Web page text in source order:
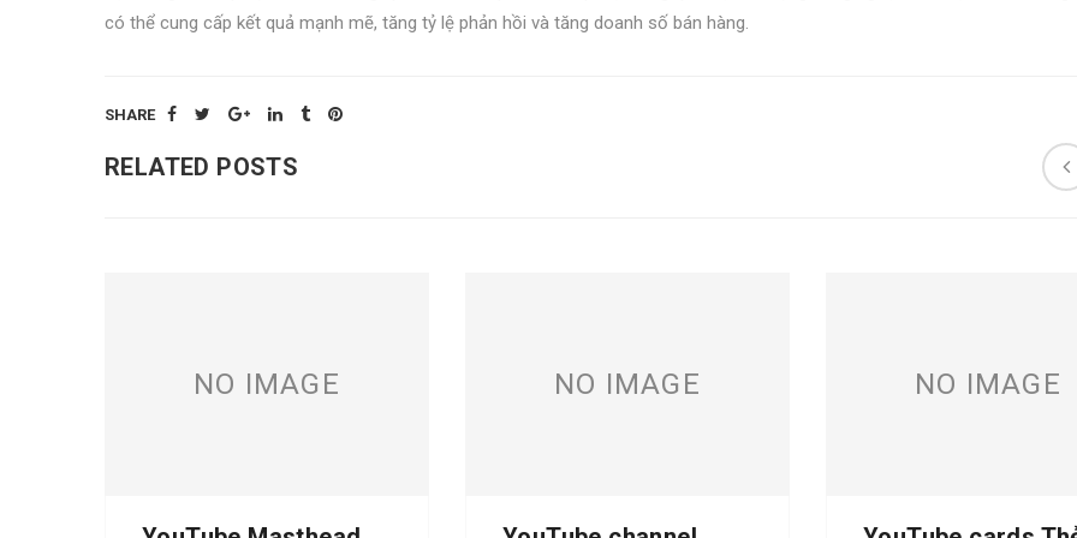
có thể cung cấp kết quả mạnh mẽ, tăng tỷ lệ phản hồi và tăng doanh số bán hàng.
SHARE
RELATED POSTS
NO IMAGE NO IMAGE NO IMAGE